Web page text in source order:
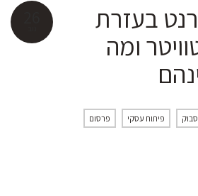
בעזרת
ומה
פיתוח עסקי פרסום